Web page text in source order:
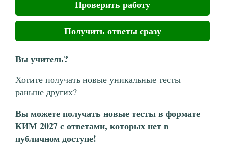
Проверить работу
Получить ответы сразу
Вы учитель?
Хотите получать новые уникальные тесты
раньше других?
Вы можете получать новые тесты в формате
КИМ 2027 с ответами, которых нет в
публичном доступе!